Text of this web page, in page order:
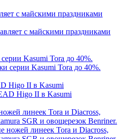
с майскими праздниками
Kasumi Tora до 40%.
Higo II в Kasumi
линеек Tora и Diacross,
SGR и овощерезок Benriner.